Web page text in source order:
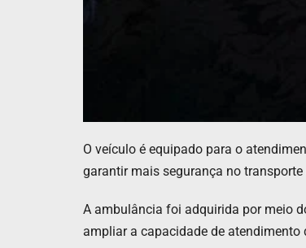
O veículo é equipado para o
garantir mais segurança no
A ambulância foi adquirida por meio
ampliar a capacidade de atendimento